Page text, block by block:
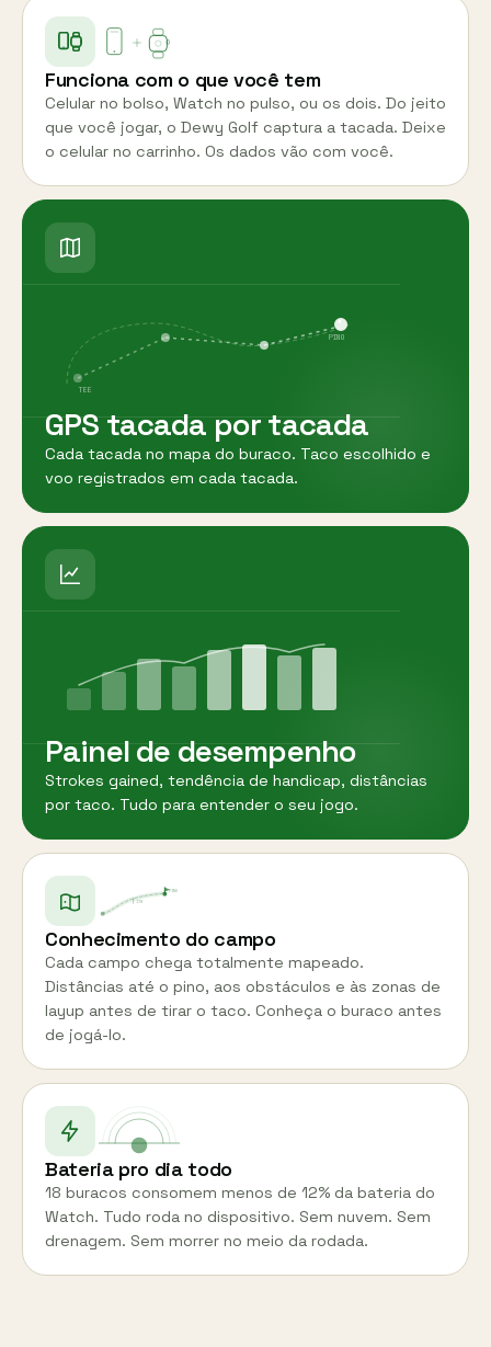
Funciona com o que você tem
Celular no bolso, Watch no pulso, ou os dois. Do jeito
que você jogar, o Dewy Golf captura a tacada. Deixe
o celular no carrinho. Os dados vão com você.
TEE
PINO
GPS tacada por tacada
Cada tacada no mapa do buraco. Taco escolhido e
voo registrados em cada tacada.
Painel de desempenho
Strokes gained, tendência de handicap, distâncias
por taco. Tudo para entender o seu jogo.
178
PINO
Conhecimento do campo
Cada campo chega totalmente mapeado.
Distâncias até o pino, aos obstáculos e às zonas de
layup antes de tirar o taco. Conheça o buraco antes
de jogá-lo.
Bateria pro dia todo
18 buracos consomem menos de 12% da bateria do
Watch. Tudo roda no dispositivo. Sem nuvem. Sem
drenagem. Sem morrer no meio da rodada.